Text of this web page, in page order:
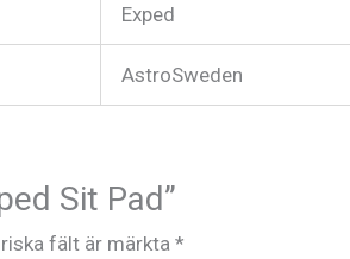
Exped
AstroSweden
Sit Pad”
fält är märkta *